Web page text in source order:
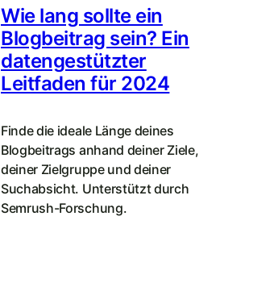
Wie lang sollte ein
Blogbeitrag sein? Ein
datengestützter
Leitfaden für 2024
Finde die ideale Länge deines
Blogbeitrags anhand deiner Ziele,
deiner Zielgruppe und deiner
Suchabsicht. Unterstützt durch
Semrush-Forschung.